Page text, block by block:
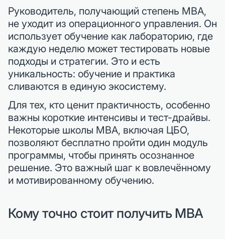
Руководитель, получающий степень MBA,
не уходит из операционного управления. Он
использует обучение как лабораторию, где
каждую неделю может тестировать новые
подходы и стратегии. Это и есть
уникальность: обучение и практика
сливаются в единую экосистему.
Для тех, кто ценит практичность, особенно
важны короткие интенсивы и тест-драйвы.
Некоторые школы MBA, включая ЦБО,
позволяют бесплатно пройти один модуль
программы, чтобы принять осознанное
решение. Это важный шаг к вовлечённому
и мотивированному обучению.
Кому точно стоит получить MBA